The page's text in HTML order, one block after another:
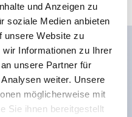
und Anzeigen zu
soziale Medien anbieten
unsere Website zu
Informationen zu Ihrer
unsere Partner für
weiter. Unsere
möglicherweise mit
Sie ihnen bereitgestellt